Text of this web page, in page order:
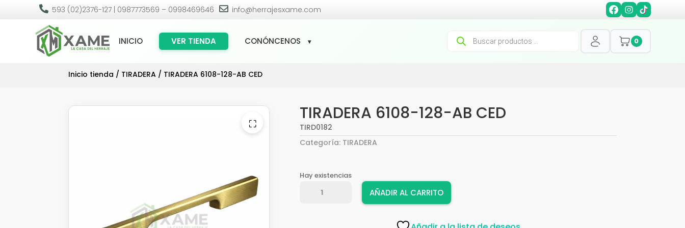
 593 (02)2376-127 | 0987773569 – 0998469646  info@herrajesxame.com
INICIO VER TIENDA CONÓNCENOS
Búsqueda
productos
0
Inicio tienda / TIRADERA / TIRADERA 6108-128-AB CED
⛶ TIRADERA 6108-128-AB CED
TIRD0182
Categoría: TIRADERA
Hay existencias
AÑADIR AL CARRITO